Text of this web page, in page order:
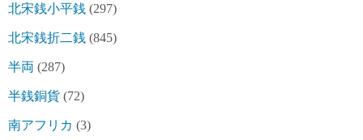
北宋銭小平銭 (297)
北宋銭折二銭 (845)
半両 (287)
半銭銅貨 (72)
南アフリカ (3)